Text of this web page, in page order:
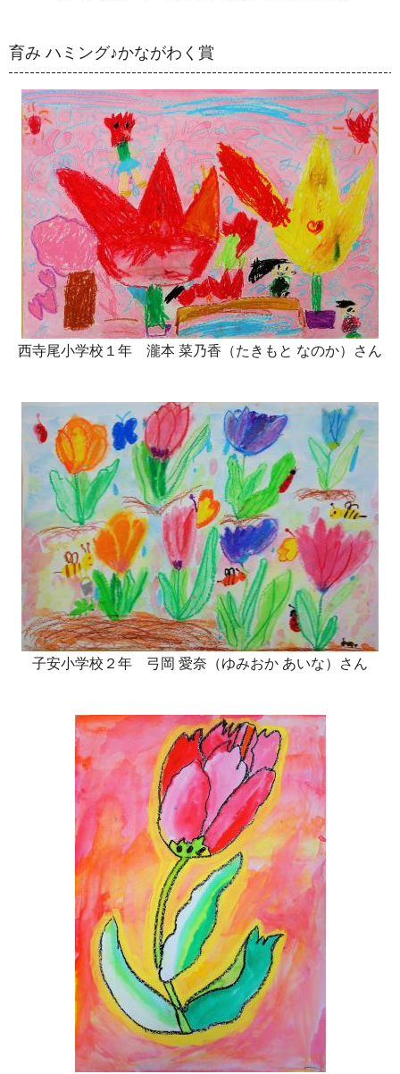
育み ハミング♪かながわく賞
西寺尾小学校１年 瀧本 菜乃香（たきもと なのか）さん
子安小学校２年 弓岡 愛奈（ゆみおか あいな）さん